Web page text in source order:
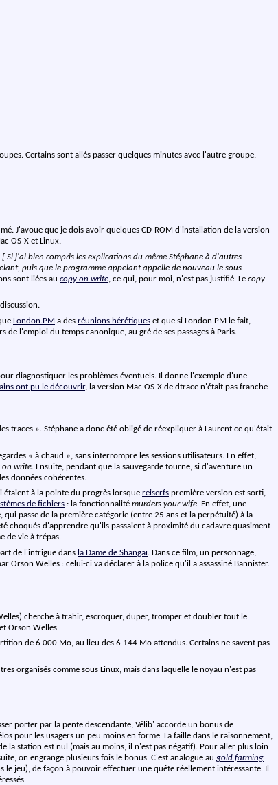
Certains sont allés passer quelques minutes avec l'autre groupe,
J'avoue que je dois avoir quelques CD-ROM d'installation de la version
OS-X et Linux.
[ Si j'ai bien compris les explications du même Stéphane à d'autres
puis que le programme appelant appelle de nouveau le sous-
sont liées au copy on write, ce qui, pour moi, n'est pas justifié. Le copy
London.PM a des réunions hérétiques et que si London.PM le fait,
l'emploi du temps canonique, au gré de ses passages à Paris.
diagnostiquer les problèmes éventuels. Il donne l'exemple d'une
ont pu le découvrir, la version Mac OS-X de dtrace n'était pas franche
traces ». Stéphane a donc été obligé de réexpliquer à Laurent ce qu'était
« à chaud », sans interrompre les sessions utilisateurs. En effet,
on write. Ensuite, pendant que la sauvegarde tourne, si d'aventure un
données cohérentes.
étaient à la pointe du progrès lorsque reiserfs première version est sorti,
de fichiers : la fonctionnalité murders your wife. En effet, une
passe de la première catégorie (entre 25 ans et la perpétuité) à la
choqués d'apprendre qu'ils passaient à proximité du cadavre quasiment
de vie à trépas.
de l'intrigue dans la Dame de Shangaï. Dans ce film, un personnage,
Welles : celui-ci va déclarer à la police qu'il a assassiné Bannister.
cherche à trahir, escroquer, duper, tromper et doubler tout le
Orson Welles.
de 6 000 Mo, au lieu des 6 144 Mo attendus. Certains ne savent pas
organisés comme sous Linux, mais dans laquelle le noyau n'est pas
porter par la pente descendante, Vélib' accorde un bonus de
pour les usagers un peu moins en forme. La faille dans le raisonnement,
la station est nul (mais au moins, il n'est pas négatif). Pour aller plus loin
on engrange plusieurs fois le bonus. C'est analogue au gold farming
jeu), de façon à pouvoir effectuer une quête réellement intéressante. Il